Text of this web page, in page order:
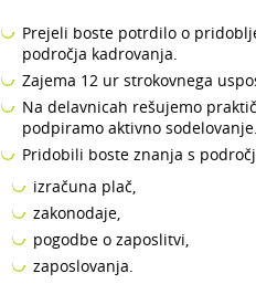
Prejeli boste potrdilo o
področja kadrovanja.
Zajema 12 ur strokovnega
Na delavnicah rešujemo
podpiramo aktivno sodelovanje.
Pridobili boste znanja s
izračuna plač,
zakonodaje,
pogodbe o zaposlitvi,
zaposlovanja.